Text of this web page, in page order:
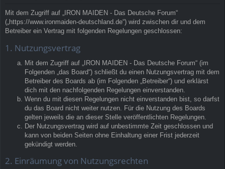
rif
f
Mit dem Zugriff auf „IRON MAIDEN - Das Deutsche Forum“
(„https://www.ironmaiden-deutschland.de“) wird zwischen dir und dem
Betreiber ein Vertrag mit folgenden Regelungen geschlossen:
1. Nutzungsvertrag
Mit dem Zugriff auf „IRON MAIDEN - Das Deutsche Forum“ (im
Folgenden „das Board“) schließt du einen Nutzungsvertrag mit dem
Betreiber des Boards ab (im Folgenden „Betreiber“) und erklärst
dich mit den nachfolgenden Regelungen einverstanden.
Wenn du mit diesen Regelungen nicht einverstanden bist, so darfst
du das Board nicht weiter nutzen. Für die Nutzung des Boards
gelten jeweils die an dieser Stelle veröffentlichten Regelungen.
Der Nutzungsvertrag wird auf unbestimmte Zeit geschlossen und
kann von beiden Seiten ohne Einhaltung einer Frist jederzeit
gekündigt werden.
2. Einräumung von Nutzungsrechten